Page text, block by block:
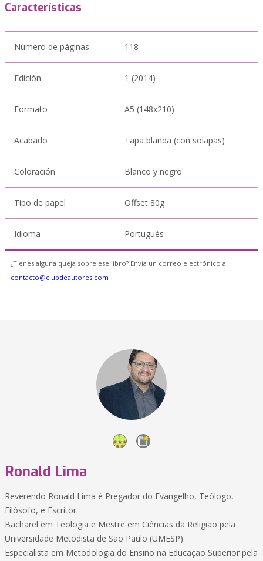
Características
Número de páginas 118
Edición 1 (2014)
Formato A5 (148x210)
Acabado Tapa blanda (con solapas)
Coloración Blanco y negro
Tipo de papel Offset 80g
Idioma Portugués
¿Tienes alguna queja sobre ese libro? Envía un correo electrónico a
contacto@clubdeautores.com
Ronald Lima
Reverendo Ronald Lima é Pregador do Evangelho, Teólogo,
Filósofo, e Escritor.
Bacharel em Teologia e Mestre em Ciências da Religião pela
Universidade Metodista de São Paulo (UMESP).
Especialista em Metodologia do Ensino na Educação Superior pela